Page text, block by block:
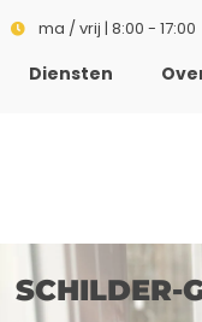
ma / vrij | 8:00 - 17:00
Diensten
SCHILDER-